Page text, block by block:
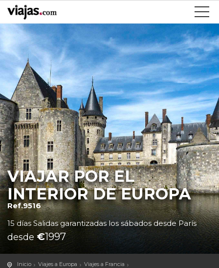
VIAJAR POR EL
INTERIOR DE EUROPA
Ref.9516
15 días Salidas garantizadas los sábados desde París
desde €1997
Inicio Viajes a Europa
Viajes a Francia